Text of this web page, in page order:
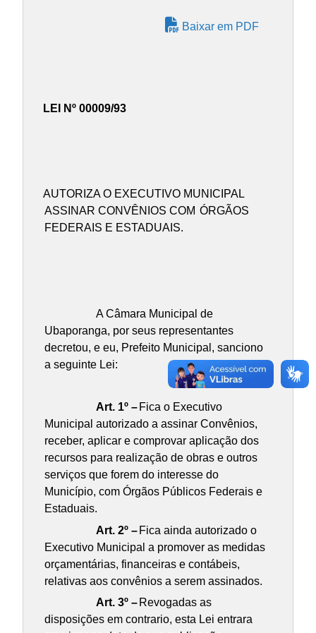
Baixar em PDF
LEI Nº 00009/93
AUTORIZA O EXECUTIVO MUNICIPAL
ASSINAR CONVÊNIOS COM ÓRGÃOS
FEDERAIS E ESTADUAIS.
A Câmara Municipal de
Ubaporanga, por seus representantes
decretou, e eu, Prefeito Municipal, sanciono
a seguinte Lei:
Art. 1º –Fica o Executivo
Municipal autorizado a assinar Convênios,
receber, aplicar e comprovar aplicação dos
recursos para realização de obras e outros
serviços que forem do interesse do
Município, com Órgãos Públicos Federais e
Estaduais.
Art. 2º –Fica ainda autorizado o
Executivo Municipal a promover as medidas
orçamentárias, financeiras e contábeis,
relativas aos convênios a serem assinados.
Art. 3º –Revogadas as
disposições em contrario, esta Lei entrara